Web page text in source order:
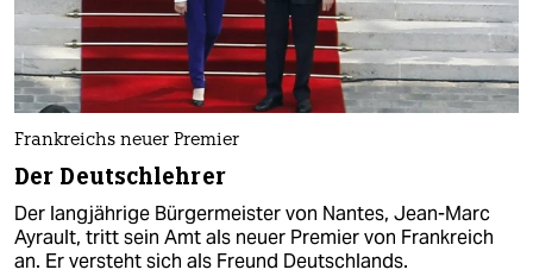
Frankreichs neuer Premier
Der Deutschlehrer
Der langjährige Bürgermeister von Nantes, Jean-Marc
Ayrault, tritt sein Amt als neuer Premier von Frankreich
an. Er versteht sich als Freund Deutschlands.